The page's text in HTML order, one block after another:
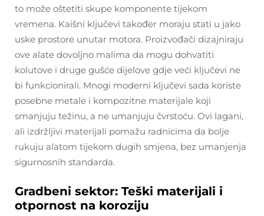
to može oštetiti skupe komponente tijekom
vremena. Kaišni ključevi također moraju stati u jako
uske prostore unutar motora. Proizvođači dizajniraju
ove alate dovoljno malima da mogu dohvatiti
kolutove i druge gušće dijelove gdje veći ključevi ne
bi funkcionirali. Mnogi moderni ključevi sada koriste
posebne metale i kompozitne materijale koji
smanjuju težinu, a ne umanjuju čvrstoću. Ovi lagani,
ali izdržljivi materijali pomažu radnicima da bolje
rukuju alatom tijekom dugih smjena, bez umanjenja
sigurnosnih standarda.
Gradbeni sektor: Teški materijali i
otpornost na koroziju